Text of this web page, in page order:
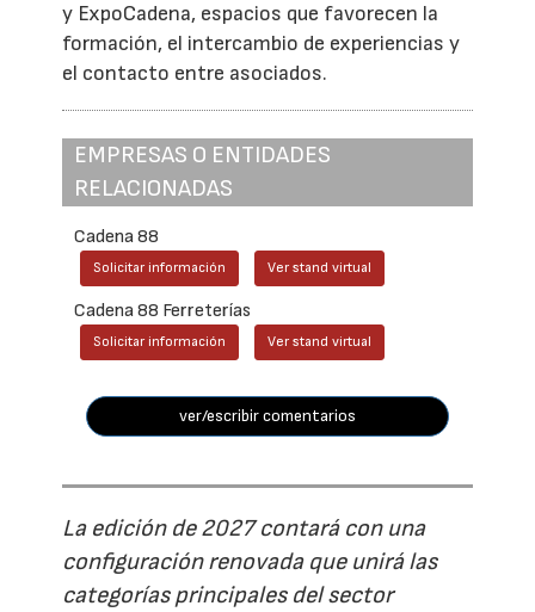
y ExpoCadena, espacios que favorecen la
formación, el intercambio de experiencias y
el contacto entre asociados.
EMPRESAS O ENTIDADES
RELACIONADAS
Cadena 88
Solicitar información Ver stand virtual
Cadena 88 Ferreterías
Solicitar información Ver stand virtual
ver/escribir comentarios
La edición de 2027 contará con una
configuración renovada que unirá las
categorías principales del sector